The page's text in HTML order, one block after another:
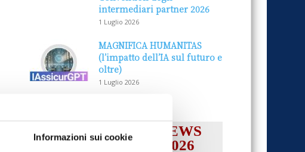
Informazioni sui cookie
intermediari partner 2026
1 Luglio 2026
MAGNIFICA HUMANITAS
(l’impatto dell’IA sul futuro e
oltre)
1 Luglio 2026
IL MENSILE ASSINEWS
LUGLIO-AGOSTO 2026